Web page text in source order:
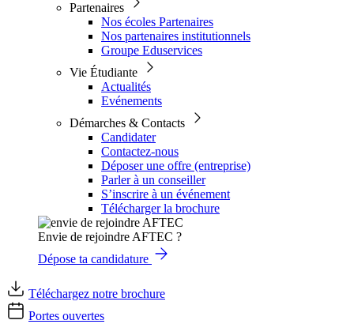
Partenaires
Nos écoles Partenaires
Nos partenaires institutionnels
Groupe Eduservices
Vie Étudiante
Actualités
Evénements
Démarches & Contacts
Candidater
Contactez-nous
Déposer une offre (entreprise)
Parler à un conseiller
S’inscrire à un événement
Télécharger la brochure
Envie de rejoindre AFTEC ?
Dépose ta candidature
Téléchargez notre brochure
Portes ouvertes